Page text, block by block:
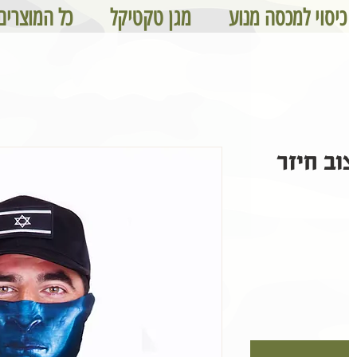
כיסוי למכסה מנוע מגן טקטיקל כל
חיזר